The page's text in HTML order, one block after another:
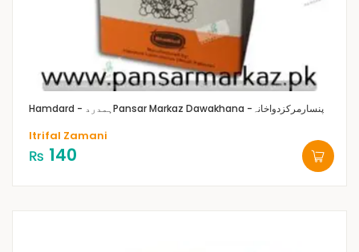
Hamdard - ہمدرد Pansar Markaz Dawakhana -پنسارمرکزدواخانہ
Itrifal Zamani
₨ 140